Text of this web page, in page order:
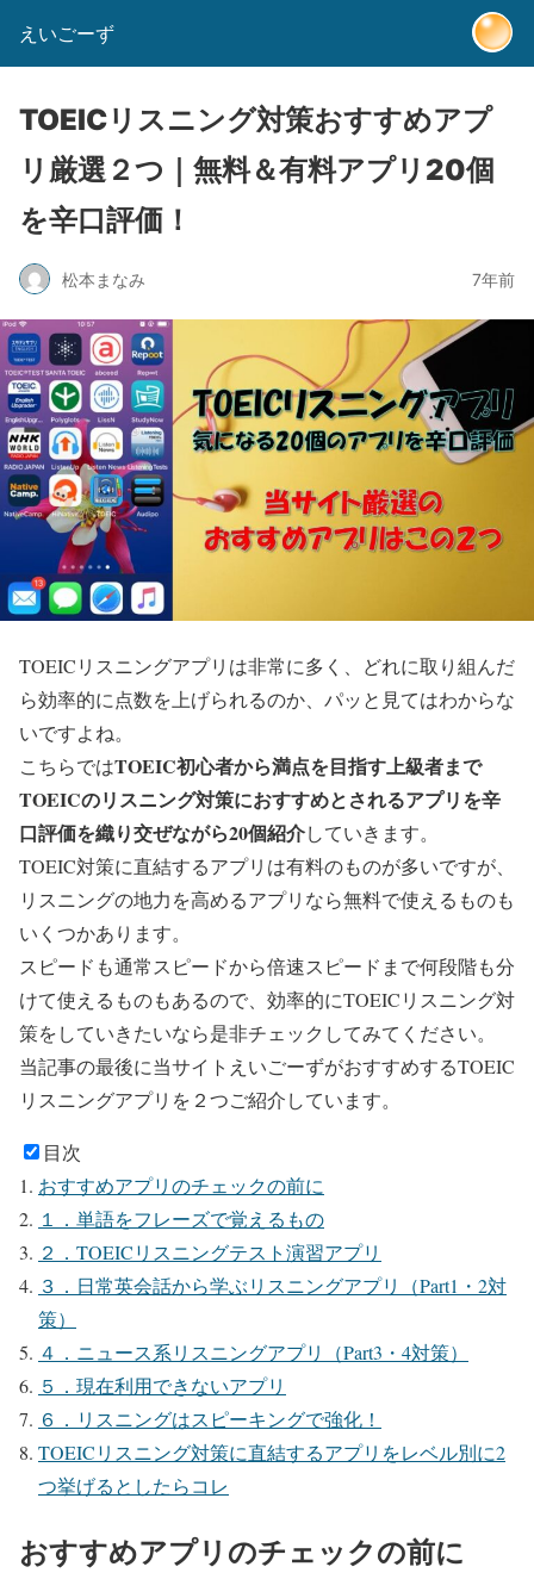
えいごーず
TOEICリスニング対策おすすめアプ
リ厳選２つ｜無料＆有料アプリ20個
を辛口評価！
松本まなみ 7年前
TOEICリスニングアプリは非常に多く、どれに取り組んだ
ら効率的に点数を上げられるのか、パッと見てはわからな
いですよね。
こちらではTOEIC初心者から満点を目指す上級者まで
TOEICのリスニング対策におすすめとされるアプリを辛
口評価を織り交ぜながら20個紹介していきます。
TOEIC対策に直結するアプリは有料のものが多いですが、
リスニングの地力を高めるアプリなら無料で使えるものも
いくつかあります。
スピードも通常スピードから倍速スピードまで何段階も分
けて使えるものもあるので、効率的にTOEICリスニング対
策をしていきたいなら是非チェックしてみてください。
当記事の最後に当サイトえいごーずがおすすめするTOEIC
リスニングアプリを２つご紹介しています。
目次
おすすめアプリのチェックの前に
１．単語をフレーズで覚えるもの
２．TOEICリスニングテスト演習アプリ
３．日常英会話から学ぶリスニングアプリ（Part1・2対
策）
４．ニュース系リスニングアプリ（Part3・4対策）
５．現在利用できないアプリ
６．リスニングはスピーキングで強化！
TOEICリスニング対策に直結するアプリをレベル別に2
つ挙げるとしたらコレ
おすすめアプリのチェックの前に